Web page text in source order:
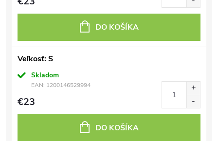
DO KOŠÍKA
Veľkosť: S
Skladom
EAN: 1200146529994
€23
DO KOŠÍKA